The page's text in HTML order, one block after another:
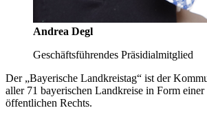
Andrea Degl
Geschäftsführendes Präsidialmitglied
Der „Bayerische Landkreistag“ ist der
aller 71 bayerischen Landkreise in Form
öffentlichen Rechts.